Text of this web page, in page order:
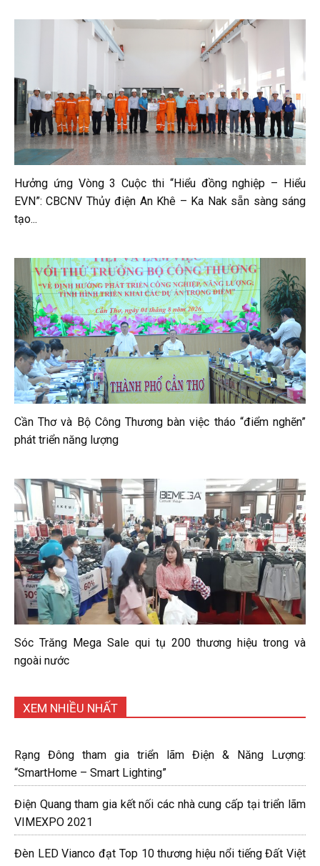
Hưởng ứng Vòng 3 Cuộc thi “Hiểu đồng nghiệp – Hiểu
EVN”: CBCNV Thủy điện An Khê – Ka Nak sẵn sàng sáng
tạo...
Cần Thơ và Bộ Công Thương bàn việc tháo “điểm nghẽn”
phát triển năng lượng
Sóc Trăng Mega Sale qui tụ 200 thương hiệu trong và
ngoài nước
XEM NHIỀU NHẤT
Rạng Đông tham gia triển lãm Điện & Năng Lượng:
“SmartHome – Smart Lighting”
Điện Quang tham gia kết nối các nhà cung cấp tại triển lãm
VIMEXPO 2021
Đèn LED Vianco đạt Top 10 thương hiệu nổi tiếng Đất Việt